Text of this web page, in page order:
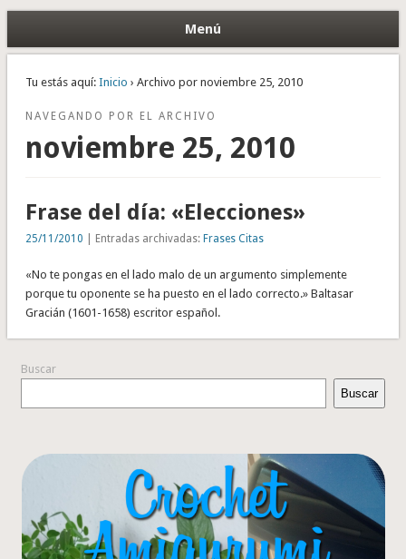
Menú
Tu estás aquí: Inicio › Archivo por noviembre 25, 2010
NAVEGANDO POR EL ARCHIVO
noviembre 25, 2010
Frase del día: «Elecciones»
25/11/2010 | Entradas archivadas: Frases Citas
«No te pongas en el lado malo de un argumento simplemente
porque tu oponente se ha puesto en el lado correcto.» Baltasar
Gracián (1601-1658) escritor español.
Buscar
Buscar